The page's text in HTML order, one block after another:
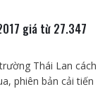
giá từ 27.347
Thái Lan cách
phiên bản cải tiến